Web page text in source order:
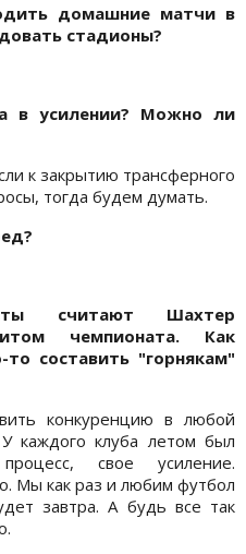
домашние матчи в
стадионы?
в усилении? Можно ли
к закрытию трансферного
тогда будем думать.
считают Шахтер
чемпионата. Как
составить "горнякам"
конкуренцию в любой
каждого клуба летом был
свое усиление.
Мы как раз и любим футбол
завтра. А будь все так